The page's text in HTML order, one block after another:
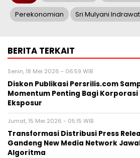
Perekonomian Sri Mulyani
BERITA TERKAIT
Senin, 18 Mei 2026 - 06:59 WIB
Diskon Publikasi Persrilis.com
Momentum Penting Bagi
Eksposur
Jumat, 15 Mei 2026 - 05:15 WIB
Transformasi Distribusi Press
Gandeng New Media Network
Algoritma